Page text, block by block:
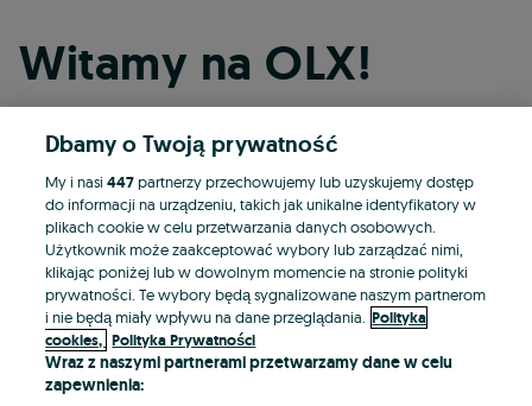
Witamy na OLX!
Kontynuuj przez Facebooka
Kontynuuj przez konto Apple
Kontynuuj przez konto Google
LUB
Dbamy o Twoją prywatność
My i nasi447partnerzy przechowujemy lub uzyskujemy dostęp
do informacji na urządzeniu, takich jak unikalne identyfikatory w
plikach cookie w celu przetwarzania danych osobowych.
Użytkownik może zaakceptować wybory lub zarządzać nimi,
klikając poniżej lub w dowolnym momencie na stronie polityki
prywatności. Te wybory będą sygnalizowane naszym partnerom
i nie będą miały wpływu na dane przeglądania. Polityka
cookies, Polityka Prywatności
Wraz z naszymi partnerami przetwarzamy dane w celu
zapewnienia: